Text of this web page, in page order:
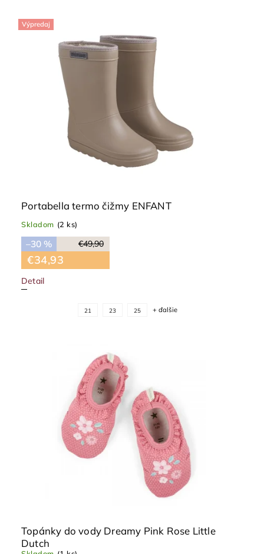
Výpredaj
Portabella termo čižmy ENFANT
Skladom (2 ks)
€49,90
–30 %
€34,93
Detail
21 23 25 + ďalšie
Topánky do vody Dreamy Pink Rose Little
Dutch